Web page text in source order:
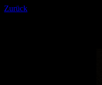
Zurück